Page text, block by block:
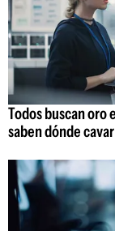
Todos buscan
saben dónde cavar